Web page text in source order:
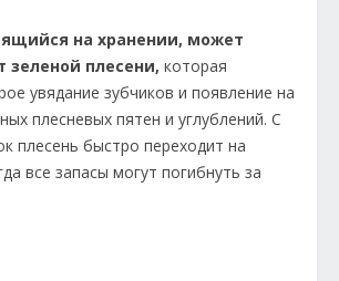
на хранении, может
зеленой плесени, которая
увядание зубчиков и появление на
плесневых пятен и углублений. С
плесень быстро переходит на
все запасы могут погибнуть за